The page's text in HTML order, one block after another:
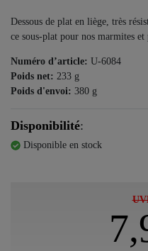
Dessous de plat en liège, très
ce sous-plat pour nos marmites et
Numéro d’article: U-6084
Poids net: 233 g
Poids d'envoi: 380 g
Disponibilité:
Disponible en stock